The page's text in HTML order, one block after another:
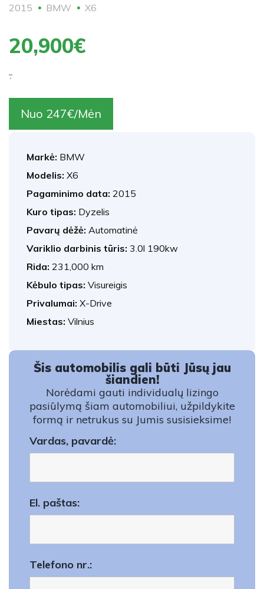
2015 BMW X6
20,900€
.
Nuo 247€/Mėn
Markė: BMW
Modelis: X6
Pagaminimo data: 2015
Kuro tipas: Dyzelis
Pavarų dėžė: Automatinė
Variklio darbinis tūris: 3.0l 190kw
Rida: 231,000 km
Kėbulo tipas: Visureigis
Privalumai: X-Drive
Miestas: Vilnius
Šis automobilis gali būti Jūsų jau
šiandien!
Norėdami gauti individualų lizingo
pasiūlymą šiam automobiliui, užpildykite
formą ir netrukus su Jumis susisieksime!
Vardas, pavardė:
El. paštas:
Telefono nr.: